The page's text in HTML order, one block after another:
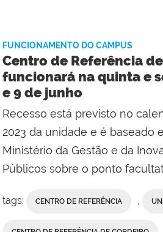
Itaperuna
com
Comunicação
Social
Campus
Pádua
FUNCIONAMENTO DO CAMPUS
Centro de Referência
funcionará na quinta e
e 9 de junho
Recesso está previsto no
2023 da unidade e é baseado
Ministério da Gestão e da
Públicos sobre o ponto
tags: CENTRO DE REFERÊNCIA ,